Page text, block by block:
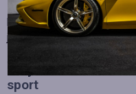
Malin Bergman som HR-
biträdande ekonomichef.
juni 2026 och kommer att…
Betydelsen av
sport